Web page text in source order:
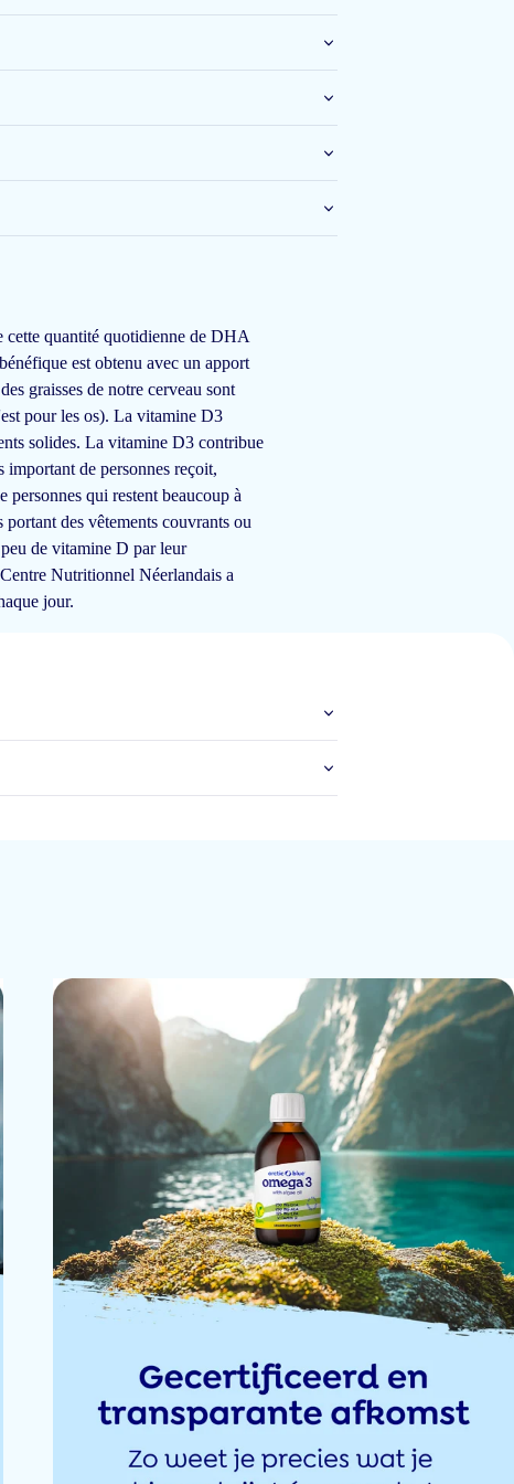
Gaf ook obstipatie</span>.
kan niet. <span class="claimsafe-blur">Nergens beter op de
10 sept 2024
span>.
18 juil 2024
quantité quotidienne de DHA
est obtenu avec un apport
graisses de notre cerveau sont
pour les os). La vitamine D3
solides. La vitamine D3 contribue
important de personnes reçoit,
qui restent beaucoup à
des vêtements couvrants ou
de vitamine D par leur
Nutritionnel Néerlandais a
jour.